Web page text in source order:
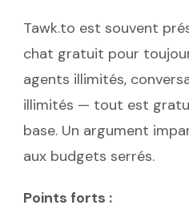
Tawk.to est souvent
chat gratuit pour
agents illimités,
illimités — tout est
base. Un argument
aux budgets serrés.
Points forts :